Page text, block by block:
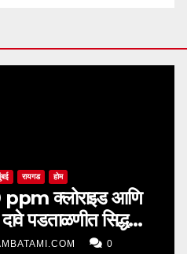
रायगड होम
ppm क्लोराइड आणि
पडताळणीत सिद्ध
0